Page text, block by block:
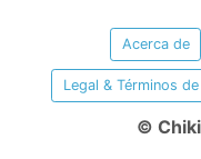
Acerca de
Legal & Términos
©